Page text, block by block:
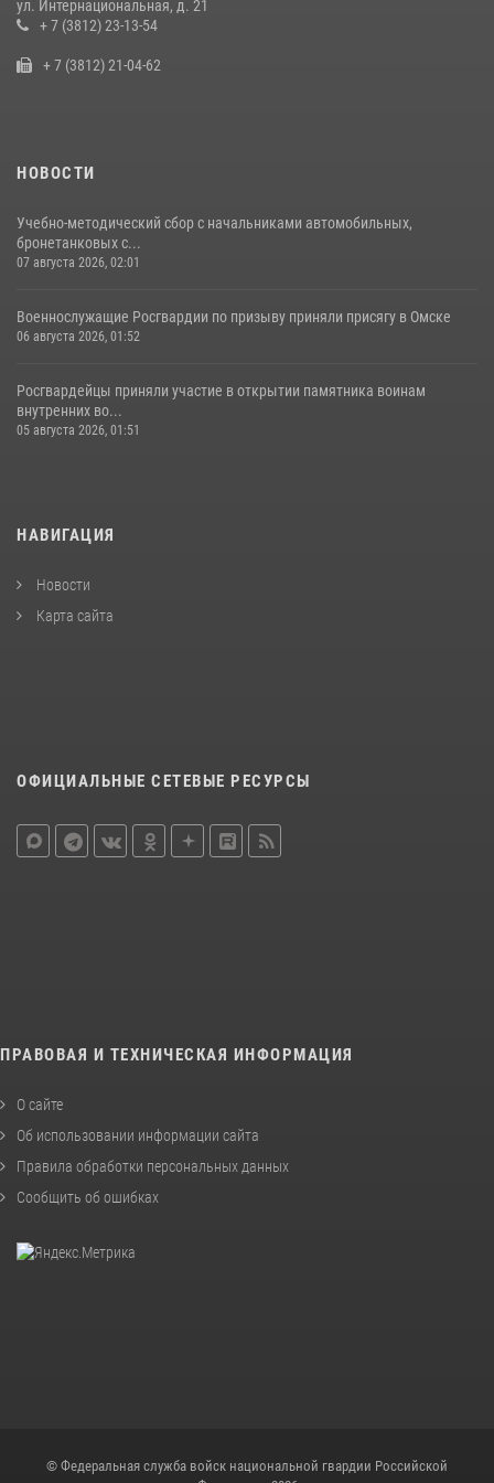
области
ул. Интернациональная, д. 21
+ 7 (3812) 23-13-54
+ 7 (3812) 21-04-62
НОВОСТИ
Учебно-методический сбор с начальниками автомобильных,
бронетанковых с...
07 августа 2026, 02:01
Военнослужащие Росгвардии по призыву приняли присягу в Омске
06 августа 2026, 01:52
Росгвардейцы приняли участие в открытии памятника воинам
внутренних во...
05 августа 2026, 01:51
НАВИГАЦИЯ
Новости
Карта сайта
ОФИЦИАЛЬНЫЕ СЕТЕВЫЕ РЕСУРСЫ
ПРАВОВАЯ И ТЕХНИЧЕСКАЯ ИНФОРМАЦИЯ
О сайте
Об использовании информации сайта
Правила обработки персональных данных
Сообщить об ошибках
© Федеральная служба войск национальной гвардии Российской